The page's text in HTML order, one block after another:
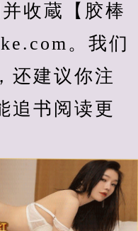
收蔵【胶棒
。我们
还建议你注
追书阅读更